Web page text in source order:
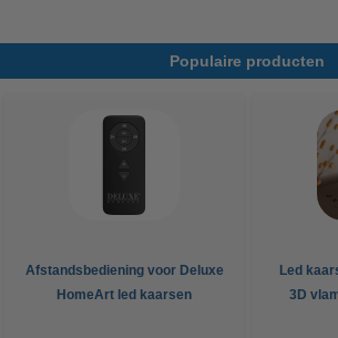
Populaire producten
Afstandsbediening voor Deluxe
HomeArt led kaarsen
Led
3D